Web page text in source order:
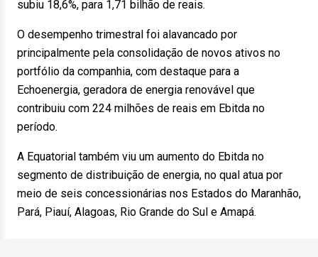
subiu 18,6%, para 1,71 bilhão de reais.
O desempenho trimestral foi alavancado por
principalmente pela consolidação de novos ativos no
portfólio da companhia, com destaque para a
Echoenergia, geradora de energia renovável que
contribuiu com 224 milhões de reais em Ebitda no
período.
A Equatorial também viu um aumento do Ebitda no
segmento de distribuição de energia, no qual atua por
meio de seis concessionárias nos Estados do Maranhão,
Pará, Piauí, Alagoas, Rio Grande do Sul e Amapá.